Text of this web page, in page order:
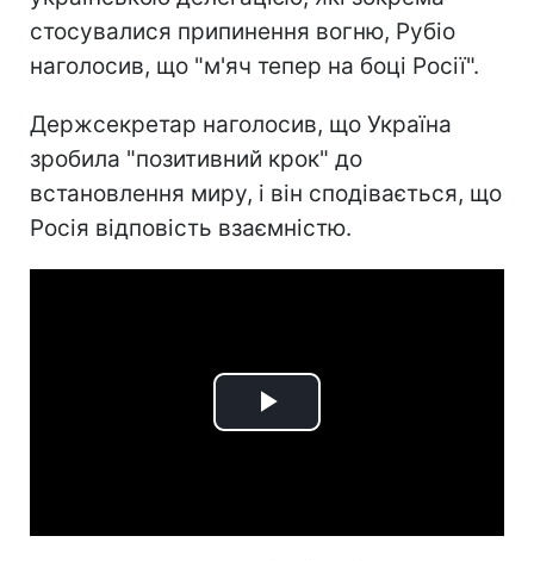
стосувалися припинення вогню, Рубіо
наголосив, що "м'яч тепер на боці Росії".
Держсекретар наголосив, що Україна
зробила "позитивний крок" до
встановлення миру, і він сподівається, що
Росія відповість взаємністю.
Play